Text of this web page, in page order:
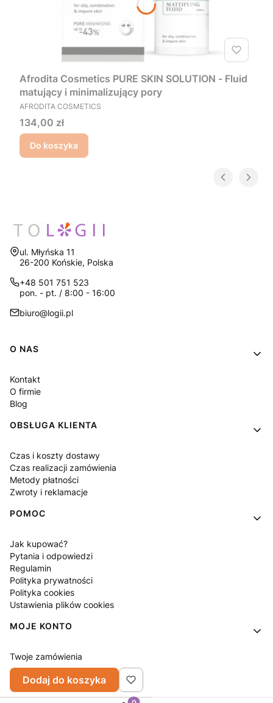
Afrodita Cosmetics PURE SKIN SOLUTION - Fluid
matujący i minimalizujący pory
PRODUCENT
AFRODITA COSMETICS
Cena
134,00 zł
Do koszyka
Adres:
ul. Młyńska 11
26-200 Końskie, Polska
+48 501 751 523
pon. - pt. / 8:00 - 16:00
biuro@logii.pl
Linki w stopce
O NAS
Kontakt
O firmie
Blog
OBSŁUGA KLIENTA
Czas i koszty dostawy
Czas realizacji zamówienia
Metody płatności
Zwroty i reklamacje
POMOC
Jak kupować?
Pytania i odpowiedzi
Regulamin
Polityka prywatności
Polityka cookies
Ustawienia plików cookies
MOJE KONTO
Twoje zamówienia
Ustawienia konta
Ulubione
Dodaj do koszyka